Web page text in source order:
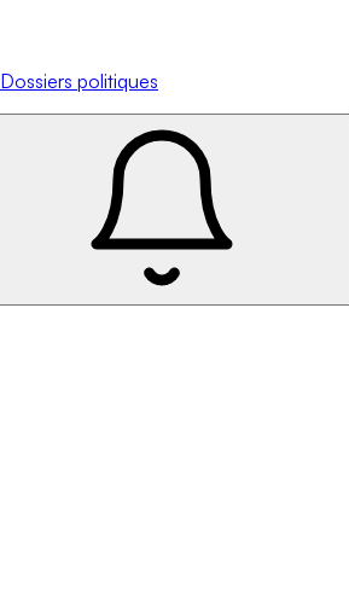
Dossiers politiques